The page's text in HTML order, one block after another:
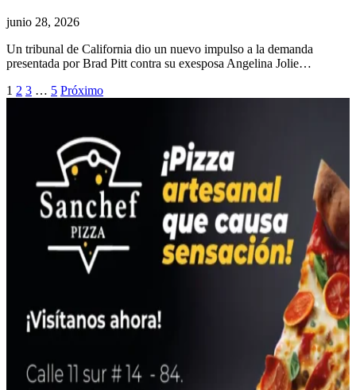
junio 28, 2026
Un tribunal de California dio un nuevo impulso a la demanda
presentada por Brad Pitt contra su exesposa Angelina Jolie…
1 2 3 … 5 Próximo